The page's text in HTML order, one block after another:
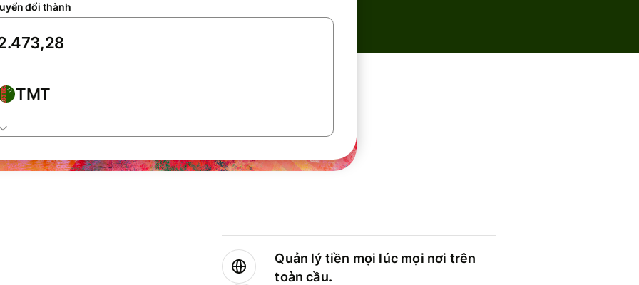
đổi thành
TMT
Quản lý tiền mọi lúc mọi nơi trên
toàn cầu.